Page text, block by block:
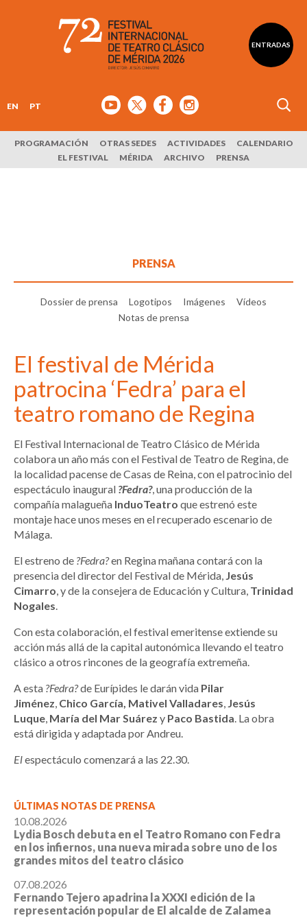
ENTRADAS
EN PT
PROGRAMACIÓN OTRAS SEDES ACTIVIDADES
CALENDARIO
EL FESTIVAL
MÉRIDA ARCHIVO PRENSA
PRENSA
Dossier de prensa Logotipos Imágenes
Vídeos
Notas de prensa
El festival de Mérida
patrocina ‘Fedra’ para el
teatro romano de Regina
El Festival Internacional de Teatro Clásico de Mérida
colabora un año más con el Festival de Teatro de Regina, de
la localidad pacense de Casas de Reina, con el patrocinio del
espectáculo inaugural ?Fedra?, una producción de la
compañía malagueña InduoTeatro que estrenó este
montaje hace unos meses en el recuperado escenario de
Málaga.
El estreno de ?Fedra?en Regina mañana contará con la
presencia del director del Festival de Mérida, Jesús
Cimarro, y de la consejera de Educación y Cultura, Trinidad
Nogales.
Con esta colaboración, el festival emeritense extiende su
acción más allá de la capital autonómica llevando el teatro
clásico a otros rincones de la geografía extremeña.
A esta ?Fedra?de Eurípides le darán vida Pilar
Jiménez, Chico García, Mativel Valladares, Jesús
Luque, María del Mar Suárez y Paco Bastida. La obra
está dirigida y adaptada por Andreu.
Elespectáculo comenzará a las 22.30.
ÚLTIMAS NOTAS DE PRENSA
10.08.2026
Lydia Bosch debuta en el Teatro Romano con Fedra
en los infiernos, una nueva mirada sobre uno de los
grandes mitos del teatro clásico
07.08.2026
Fernando Tejero apadrina la XXXI edición de la
representación popular de El alcalde de Zalamea